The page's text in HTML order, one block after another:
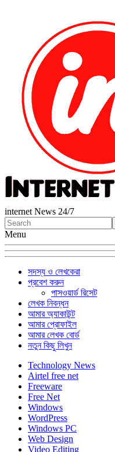
internet News 24/7
Menu
সদস্য ও লেখকেরা
প্রবেশ করুন
পাসওয়ার্ড রিসেট
লেখক নিবন্ধন
আমার অ্যাকাউন্ট
আমার প্রোফাইল
আমার লেখক বোর্ড
নতুন কিছু লিখুন
Technology News
Airtel free net
Freeware
Free Net
Windows
WordPress
Windows PC
Web Design
Video Editing